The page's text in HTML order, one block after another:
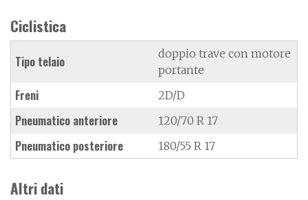
Ciclistica
Tipo telaio
doppio trave con motore
portante
Freni 2D/D
Pneumatico anteriore 120/70 R 17
Pneumatico posteriore 180/55 R 17
Altri dati